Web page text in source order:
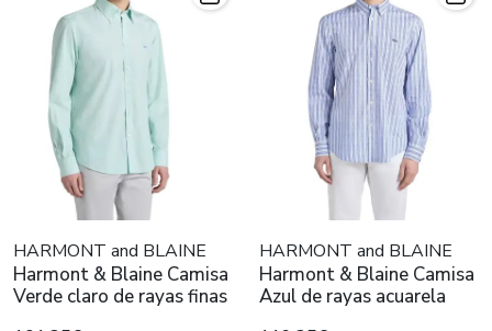
HARMONT and BLAINE
Harmont & Blaine Camisa
Verde claro de rayas finas
HARMONT and BLAINE
Harmont & Blaine Camisa
Azul de rayas acuarela